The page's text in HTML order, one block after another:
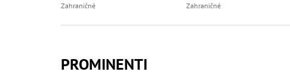
Zahraničné Zahraničné
PROMINENTI